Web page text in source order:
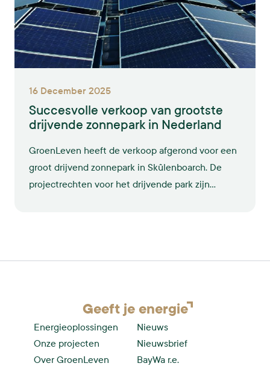
16 December 2025
Succesvolle verkoop van grootste
drijvende zonnepark in Nederland
GroenLeven heeft de verkoop afgerond voor een
groot drijvend zonnepark in Skûlenboarch. De
projectrechten voor het drijvende park zijn
Geeft je energie
Energieoplossingen
Onze projecten
Over GroenLeven
Nieuws
Nieuwsbrief
BayWa r.e.